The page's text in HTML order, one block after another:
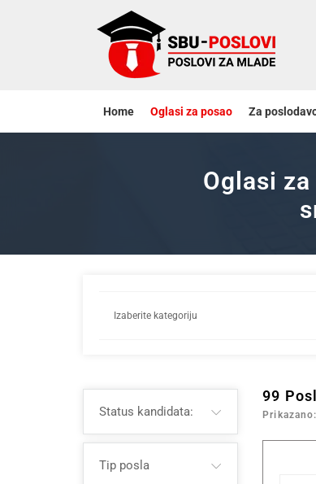
Home Oglasi za posao Za
Oglasi
Status kandidata:
Tip posla
99